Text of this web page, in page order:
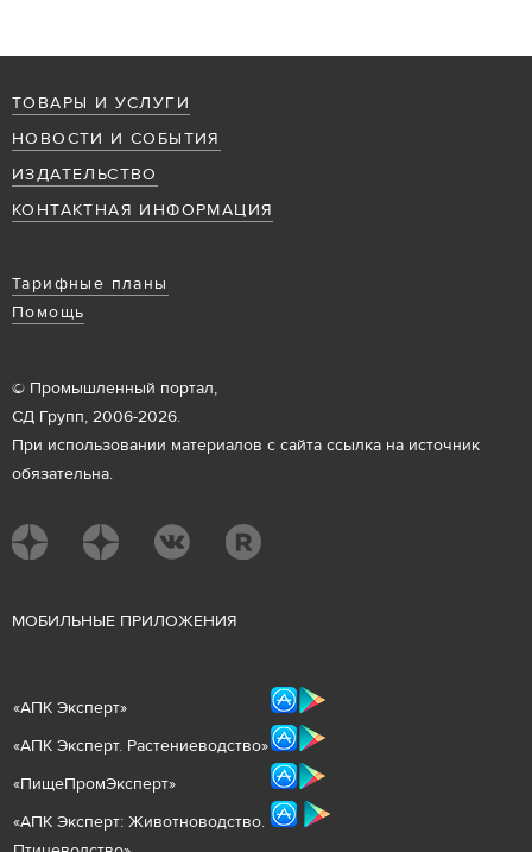
ТОВАРЫ И УСЛУГИ
НОВОСТИ И СОБЫТИЯ
ИЗДАТЕЛЬСТВО
КОНТАКТНАЯ ИНФОРМАЦИЯ
Тарифные планы
Помощь
© Промышленный портал,
СД Групп, 2006-2026.
При использовании материалов с сайта ссылка на источник
обязательна.
МОБИЛЬНЫЕ ПРИЛОЖЕНИЯ
«АПК Эксперт»
«АПК Эксперт. Растениеводство»
«ПищеПромЭксперт»
«АПК Эксперт: Животноводство.